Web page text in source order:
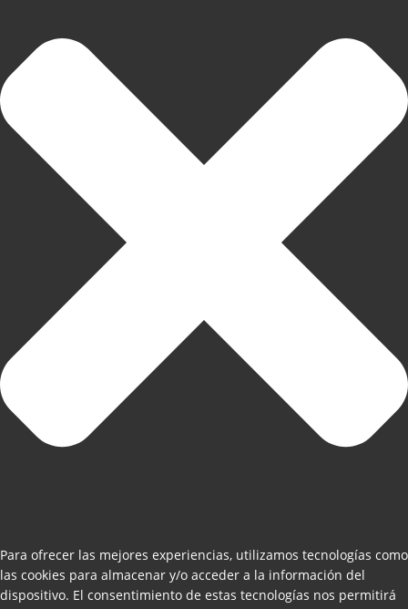
Para ofrecer las mejores experiencias, utilizamos tecnologías como
las cookies para almacenar y/o acceder a la información del
dispositivo. El consentimiento de estas tecnologías nos permitirá